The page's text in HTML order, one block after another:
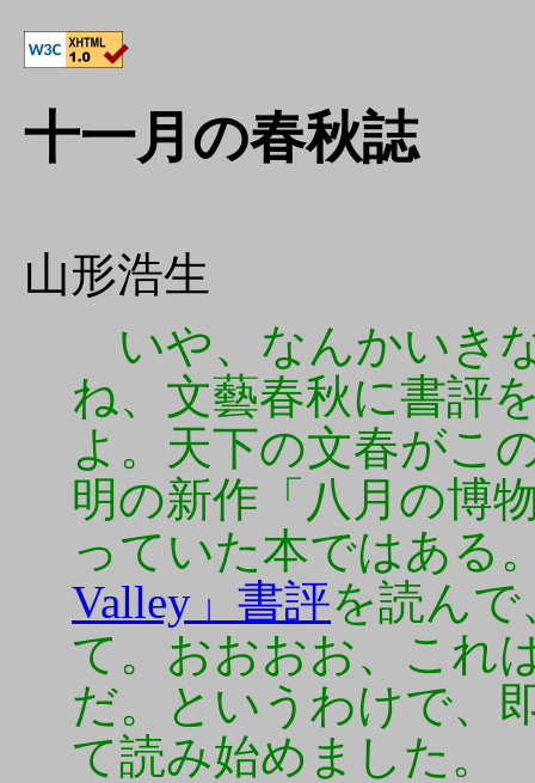
十一月の春秋誌
山形浩生
いや、なんかいき
ね、文藝春秋に書評
よ。天下の文春がこ
明の新作「八月の博
っていた本ではある
Valley」書評を読ん
て。おおおお、これ
だ。というわけで、
て読み始めました。